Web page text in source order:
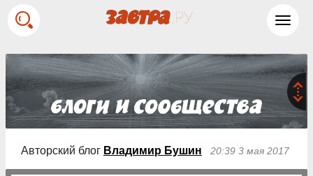
Авторский блог Владимир Бушин 20:39 3 мая 2017